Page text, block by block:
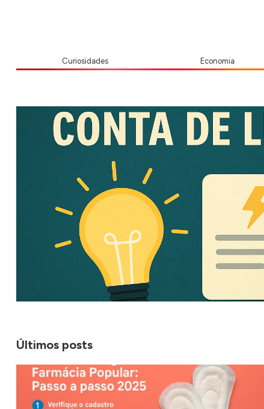
Curiosidades Economia
Últimos posts